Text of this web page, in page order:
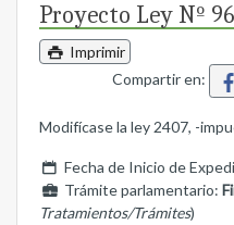
Proyecto Ley Nº
Imprimir
Compartir en:
Modifícase la ley 2407, -
Fecha de Inicio de
Trámite parlamentario:
Tratamientos/Trámites)